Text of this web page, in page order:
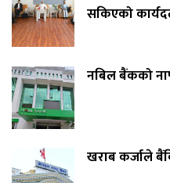
सकिएको
नबिल बैंकको
खराब कर्जाले